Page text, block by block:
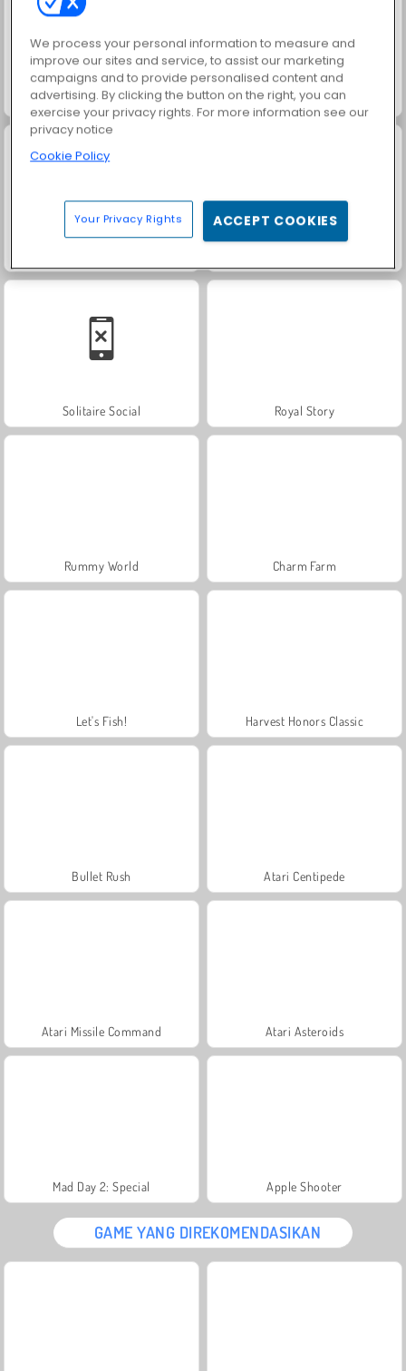
Masha and the Bear: Meadows Scala 40
Solitaire Social Royal Story
Rummy World Charm Farm
Let's Fish! Harvest Honors Classic
Bullet Rush Atari Centipede
Atari Missile Command Atari Asteroids
Mad Day 2: Special Apple Shooter
GAME YANG DIREKOMENDASIKAN
We process your personal information to measure and
improve our sites and service, to assist our marketing
campaigns and to provide personalised content and
advertising. By clicking the button on the right, you can
exercise your privacy rights. For more information see our
privacy notice
Cookie Policy
Your Privacy Rights ACCEPT COOKIES